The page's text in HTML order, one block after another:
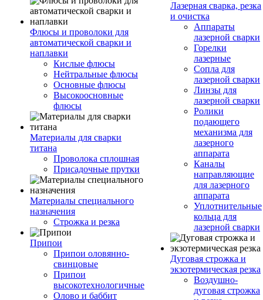
Флюсы и проволоки для
автоматической сварки и
наплавки
Кислые флюсы
Нейтральные флюсы
Основные флюсы
Высокоосновные
флюсы
Материалы для сварки
титана
Проволока сплошная
Присадочные прутки
Материалы специального
назначения
Строжка и резка
Припои
Припои оловянно-
свинцовые
Припои
высокотехнологичные
Олово и баббит
Лазерная сварка, резка
и очистка
Аппараты
лазерной сварки
Горелки
лазерные
Сопла для
лазерной сварки
Линзы для
лазерной сварки
Ролики
подающего
механизма для
лазерного
аппарата
Каналы
направляющие
для лазерного
аппарата
Уплотнительные
кольца для
лазерной сварки
Дуговая строжка и
экзотермическая резка
Воздушно-
дуговая строжка